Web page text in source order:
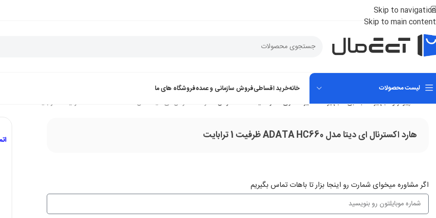
Skip to navigation
Skip to main content
لیست محصولات خانهخرید اقساطیفروش سازمانی و عمدهفروشگاه های ما
خانه کامپیوتر و تجهیزات جانبی تجهیزات ذخیره سازی هارد دیسک اکسترنال هارد اکسترنال ای دیتا مدل ADATA HC660 ظرفیت 1 ترابایت
هارد اکسترنال ای دیتا مدل ADATA HC660 ظرفیت 1 ترابایت
اگر‌ مشاوره میخوای شمارت رو اینجا بزار تا باهات تماس بگیریم